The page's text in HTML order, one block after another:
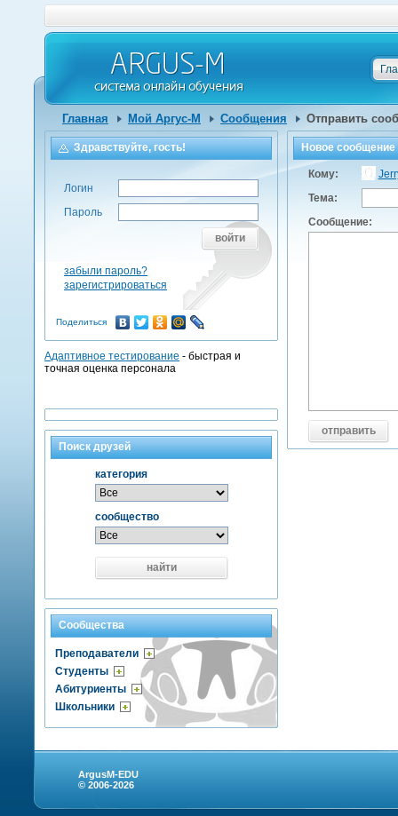
Главная Мой Аргус-М Сообщения Отправить
Новое сообщение
Кому:
Тема:
Сообщение:
отправить
Здравствуйте, гость!
Логин
Пароль
войти
забыли пароль?
зарегистрироваться
Поделиться
Адаптивное тестирование - быстрая и
точная оценка персонала
Поиск друзей
категория
сообщество
найти
Сообщества
Преподаватели
Студенты
Абитуриенты
Школьники
ArgusM-EDU
© 2006-2026